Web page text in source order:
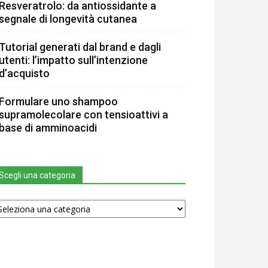
Resveratrolo: da antiossidante a
di longevità cutanea
Tutorial generati dal brand e dagli
utenti: l’impatto sull’intenzione
d’acquisto
Formulare uno shampoo
con tensioattivi a
base di amminoacidi
una categoria